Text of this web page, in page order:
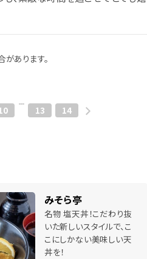
あります。
13 14
みそら亭
名物 塩天丼！こだわり抜
いた新しいスタイルで、こ
こにしかない美味しい天
丼を！